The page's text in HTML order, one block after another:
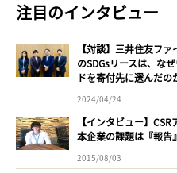
注目のインタビュー
【対談】三井住友フ
のSDGsリースは、な
ドを寄付先に選んだの
2024/04/24
【インタビュー】
本企業の課題は『報告
2015/08/03